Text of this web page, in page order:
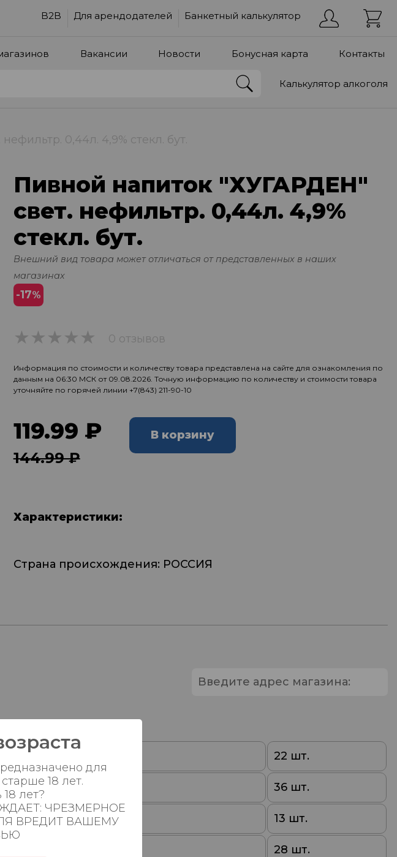
B2B Для арендодателей Банкетный калькулятор
Вакансии Новости Бонусная карта Контакты
Калькулятор алкоголя
0,44л. 4,9% стекл. бут.
Пивной напиток "ХУГАРДЕН"
свет. нефильтр. 0,44л. 4,9%
стекл. бут.
Внешний вид товара может отличаться от представленных в наших
магазинах
-17%
0 отзывов
Информация по стоимости и количеству товара представлена на сайте для ознакомления по
данным на 06:30 МСК от 09.08.2026. Точную информацию по количеству и стоимости товара
уточняйте по горячей линии +7(843) 211-90-10
119.99 ₽
144.99 ₽
В корзину
Характеристики:
Страна происхождения: РОССИЯ
Пн-Вс с 08:00 до 23:00 22 шт.
Вс с 08:00 до 23:00 36 шт.
Вс с 09:00 до 23:00 13 шт.
28 шт.
для
18 лет.
лет?
ЧРЕЗМЕРНОЕ
ВРЕДИТ ВАШЕМУ